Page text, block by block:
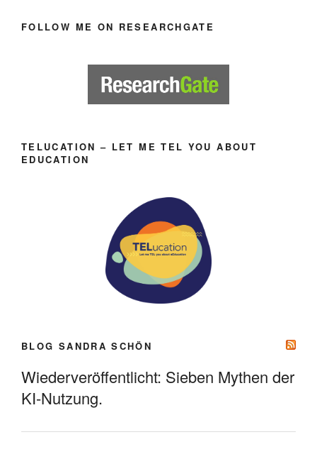
FOLLOW ME ON RESEARCHGATE
TELUCATION – LET ME TEL YOU ABOUT
EDUCATION
BLOG SANDRA SCHÖN
Wiederveröffentlicht: Sieben Mythen der
KI-Nutzung.